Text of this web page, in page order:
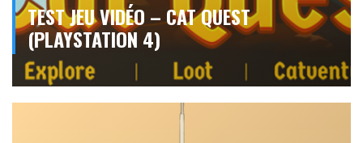
TEST JEU VIDÉO – CAT QUEST
(PLAYSTATION 4)